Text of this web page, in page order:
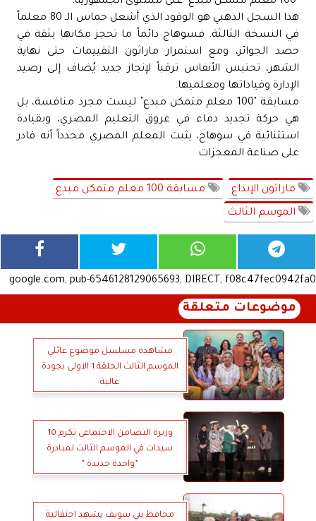
هذا السجل الذهبي هو الوقود الذي أشعل حماس الـ 80 معلماً
في النسخة الثالثة. فسوهاج دائماً ما تحجز مكانها بثقة في
حصد الجوائز، ومع استمرار ماراثون التقييمات حتى نهاية
الشهر، تحتبس الأنفاس ترقباً لإنجاز جديد يُضاف إلى رصيد
الإدارة وقياداتها ومعلميها.
مسابقة "100 معلم متمكن مبدع" ليست مجرد منافسة، بل
هي حركة تجديد دماء في عروق التعليم المصري، وبقيادة
استثنائية في سوهاج، يثبت المعلم المصري مجدداً أنه قادر
على صناعة المعجزات
ماراثون الإبداع مسابقة 100 معلم متمكن مبدع
الموسم الثالث
google.com, pub-6546128129065693, DIRECT, f08c47fec0942fa0
موضوعات متعلقة
مشاهدة مسلسل موضوع عائلي
الموسم الثالث الحلقة 1 الاولى بجودة
عالية
وزيرة التضامن الاجتماعي تكرم 10
سيدات في الموسم الثالث لمبادرة
”واحدة جديدة ”
محافظ بني سويف يشهد احتفالية